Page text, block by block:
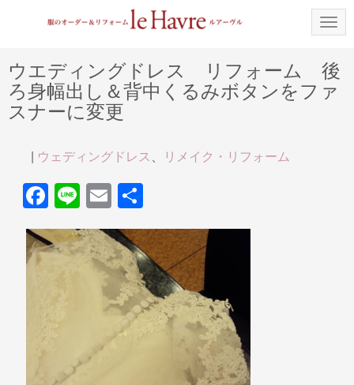
N
a
g
a
t
ウエディングドレス リフォーム 後
ろ身幅出し＆背中くるみボタンをファ
スナーに変更
| ウェディングドレス、 リメイク・リフォーム
F
a
c
e
b
o
o
k
Li
n
e
E
m
ail
有